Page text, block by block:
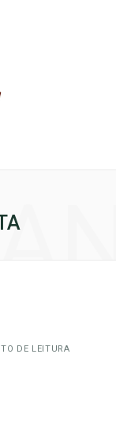
DE LEITURA